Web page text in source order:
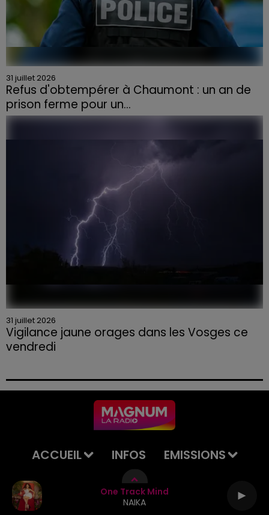
One Track Mind
NAIKA
31 juillet 2026
Refus d'obtempérer à Chaumont : un an de
prison ferme pour un...
31 juillet 2026
Vigilance jaune orages dans les Vosges ce
vendredi
ACCUEIL INFOS
EMISSIONS
AGENDA
JEUX
PODCASTS